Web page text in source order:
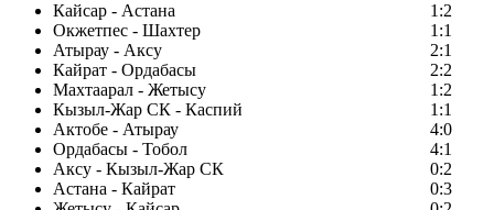
Кайсар - Астана
1:2
Окжетпес - Шахтер
1:1
Атырау - Аксу
2:1
Кайрат - Ордабасы
2:2
Махтаарал - Жетысу
1:2
Кызыл-Жар СК - Каспий
1:1
Актобе - Атырау
4:0
Ордабасы - Тобол
4:1
Аксу - Кызыл-Жар СК
0:2
Астана - Кайрат
0:3